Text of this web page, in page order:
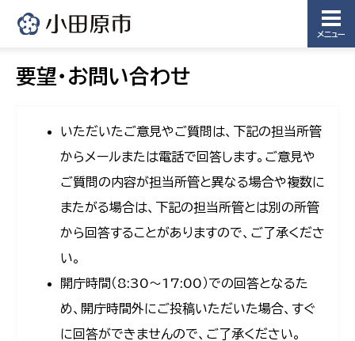
メニュー
要望・お問い合わせ
いただいたご意見やご質問は、下記の担当所管
からメールまたは電話で回答します。ご意見や
ご質問の内容が担当所管と異なる場合や複数に
またがる場合は、下記の担当所管とは別の所管
から回答することがありますので、ご了承くださ
い。
開庁時間（8:30〜17:00）での回答となるた
め、開庁時間外にご投稿いただいた場合、すぐ
に回答ができませんので、ご了承ください。